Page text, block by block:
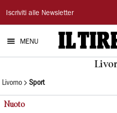
Il
Tirreno
Iscriviti alle Newsletter
MENU
Livorno Sport
Nuoto